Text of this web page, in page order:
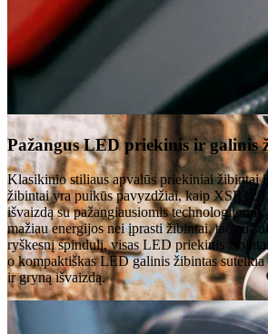
Pažangus LED priekinis ir galinis
Klasikinio stiliaus apvalūs priekiniai žibintai
žibintai yra puikūs pavyzdžiai, kaip XSR125
išvaizdą su pažangiausiomis
mažiau energijos nei įprasti žibintai, tačiau
ryškesnį spindulį, visas LED priekinis
o kompaktiškas LED galinis žibintas
ir gryną išvaizdą.